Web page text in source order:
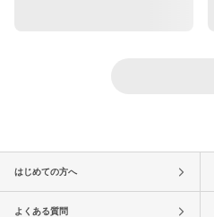
はじめての方へ
よくある質問